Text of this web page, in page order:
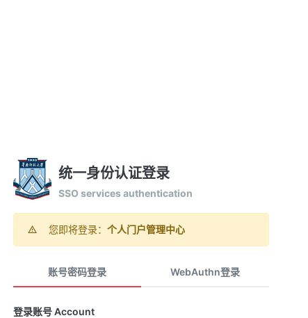
统一身份认证登录
SSO services authentication
您即将登录： 个人门户管理中心
账号密码登录 WebAuthn登录
登录账号 Account